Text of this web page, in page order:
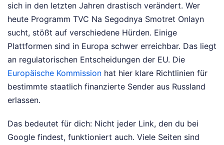
sich in den letzten Jahren drastisch verändert. Wer
heute Programm TVC Na Segodnya Smotret Onlayn
sucht, stößt auf verschiedene Hürden. Einige
Plattformen sind in Europa schwer erreichbar. Das liegt
an regulatorischen Entscheidungen der EU. Die
Europäische Kommission hat hier klare Richtlinien für
bestimmte staatlich finanzierte Sender aus Russland
erlassen.
Das bedeutet für dich: Nicht jeder Link, den du bei
Google findest, funktioniert auch. Viele Seiten sind